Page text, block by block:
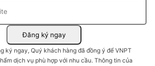
ký ngay, Quý khách hàng đã đồng ý để VNPT
dịch vụ phù hợp với nhu cầu. Thông tin của